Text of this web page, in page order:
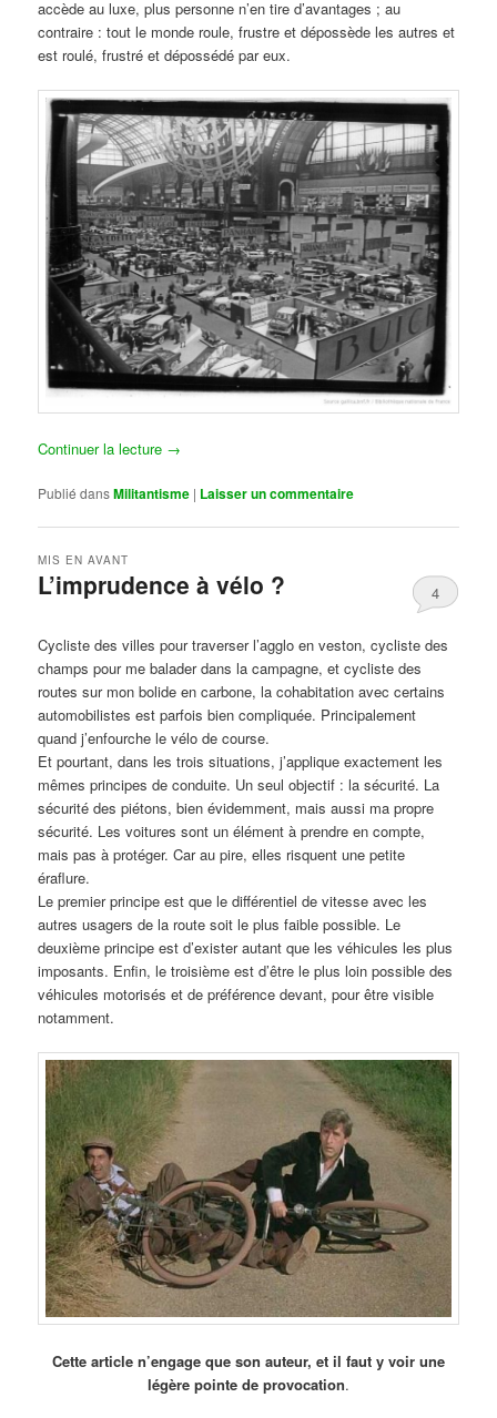
accède au luxe, plus personne n’en tire d’avantages ; au
contraire : tout le monde roule, frustre et dépossède les autres et
est roulé, frustré et dépossédé par eux.
Continuer la lecture →
Publié dansMilitantisme | Laisser un commentaire
L’imprudence à vélo ?
MIS EN AVANT
4
Cycliste des villes pour traverser l’agglo en veston, cycliste des
champs pour me balader dans la campagne, et cycliste des
routes sur mon bolide en carbone, la cohabitation avec certains
automobilistes est parfois bien compliquée. Principalement
quand j’enfourche le vélo de course.
Et pourtant, dans les trois situations, j’applique exactement les
mêmes principes de conduite. Un seul objectif : la sécurité. La
sécurité des piétons, bien évidemment, mais aussi ma propre
sécurité. Les voitures sont un élément à prendre en compte,
mais pas à protéger. Car au pire, elles risquent une petite
éraflure.
Le premier principe est que le différentiel de vitesse avec les
autres usagers de la route soit le plus faible possible. Le
deuxième principe est d’exister autant que les véhicules les plus
imposants. Enfin, le troisième est d’être le plus loin possible des
véhicules motorisés et de préférence devant, pour être visible
notamment.
Cette article n’engage que son auteur, et il faut y voir une
légère pointe de provocation.